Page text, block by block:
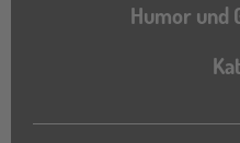
Humor und